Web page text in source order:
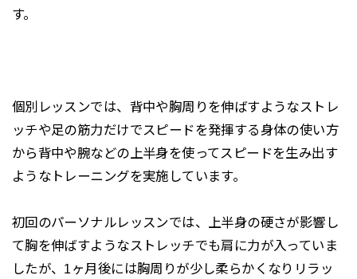
す。
個別レッスンでは、背中や胸周りを伸ばすようなストレ
ッチや足の筋力だけでスピードを発揮する身体の使い方
から背中や腕などの上半身を使ってスピードを生み出す
ようなトレーニングを実施しています。
初回のパーソナルレッスンでは、上半身の硬さが影響し
て胸を伸ばすようなストレッチでも肩に力が入っていま
したが、1ヶ月後には胸周りが少し柔らかくなりリラッ